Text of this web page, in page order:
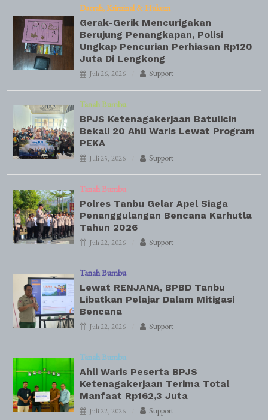
Daerah Kriminal & Hukum
Gerak-Gerik Mencurigakan
Berujung Penangkapan, Polisi
Ungkap Pencurian Perhiasan Rp120
Juta Di Lengkong
Juli 26, 2026 Support
Tanah Bumbu
BPJS Ketenagakerjaan Batulicin
Bekali 20 Ahli Waris Lewat Program
PEKA
Juli 25, 2026 Support
Tanah Bumbu
Polres Tanbu Gelar Apel Siaga
Penanggulangan Bencana Karhutla
Tahun 2026
Juli 22, 2026 Support
Tanah Bumbu
Lewat RENJANA, BPBD Tanbu
Libatkan Pelajar Dalam Mitigasi
Bencana
Juli 22, 2026 Support
Tanah Bumbu
Ahli Waris Peserta BPJS
Ketenagakerjaan Terima Total
Manfaat Rp162,3 Juta
Juli 22, 2026 Support